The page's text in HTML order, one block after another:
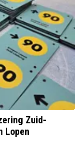
Zuid-
Lopen